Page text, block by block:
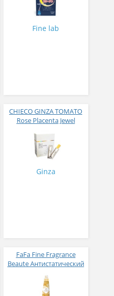
Fine lab
CHIECO GINZA TOMATO
Rose Placenta Jewel
в желе № 30
Ginza
FaFa Fine Fragrance
Beaute Антистатический
с ароматом цветов,
мускуса и сандалового